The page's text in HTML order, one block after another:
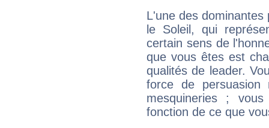
L'une des
le Soleil, qui
certain sens de
que vous êtes est
qualités de leader.
force de
mesquineries ;
fonction de ce que